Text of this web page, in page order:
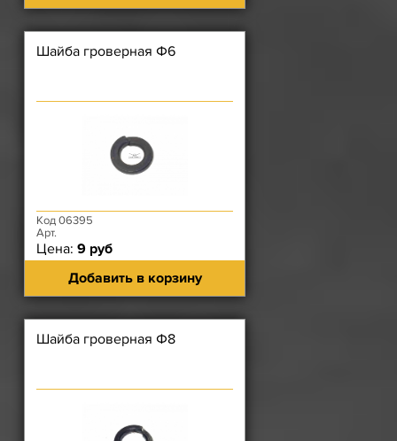
Шайба гроверная Ф6
Код 06395
Арт.
Цена: 9 руб
Добавить в корзину
Шайба гроверная Ф8